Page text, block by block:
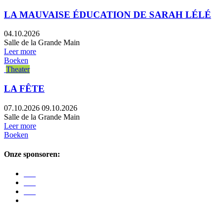
LA MAUVAISE ÉDUCATION DE SARAH LÉLÉ
04.10.2026
Salle de la Grande Main
Leer more
Boeken
Theater
LA FÊTE
07.10.2026 09.10.2026
Salle de la Grande Main
Leer more
Boeken
Onze sponsoren: